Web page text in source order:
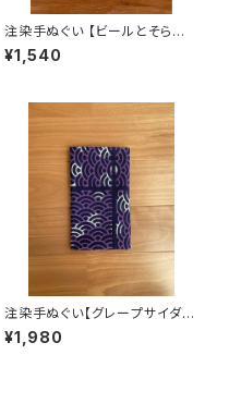
注染手ぬぐい 【ビールとそら豆】
喜多屋商店 てぬぐい 日本製
¥1,540
注染手ぬぐい【グレープサイダー
×青海波】 喜多屋商店 てぬぐい
甚平 浴衣 日本製
¥1,980